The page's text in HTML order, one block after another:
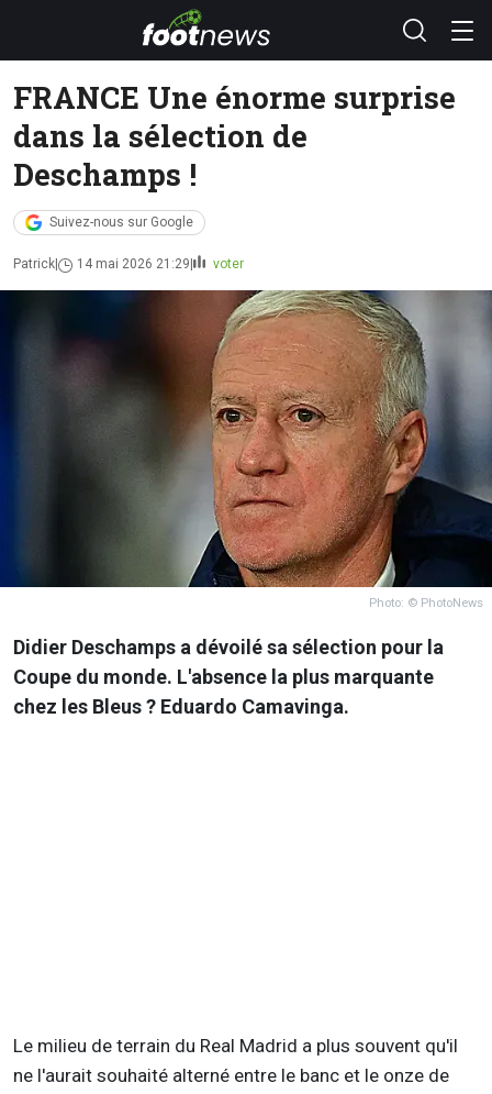
FRANCE Une énorme surprise
dans la sélection de
Deschamps !
Suivez-nous sur Google
Patrick 14 mai 2026 21:29 voter
Photo: © PhotoNews
Didier Deschamps a dévoilé sa sélection pour la
Coupe du monde. L'absence la plus marquante
chez les Bleus ? Eduardo Camavinga.
Le milieu de terrain du Real Madrid a plus souvent qu'il
ne l'aurait souhaité alterné entre le banc et le onze de